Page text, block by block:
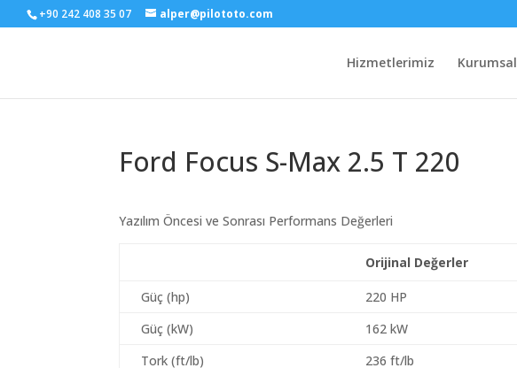
+90 242 408 35 07 alper@pilototo.com
Hizmetlerimiz Kurumsal
Ford Focus S-Max 2.5 T 220
Yazılım Öncesi ve Sonrası Performans Değerleri
Orijinal Değerler
Güç (hp) 220 HP
Güç (kW)
162 kW
Tork (ft/lb)
236 ft/lb